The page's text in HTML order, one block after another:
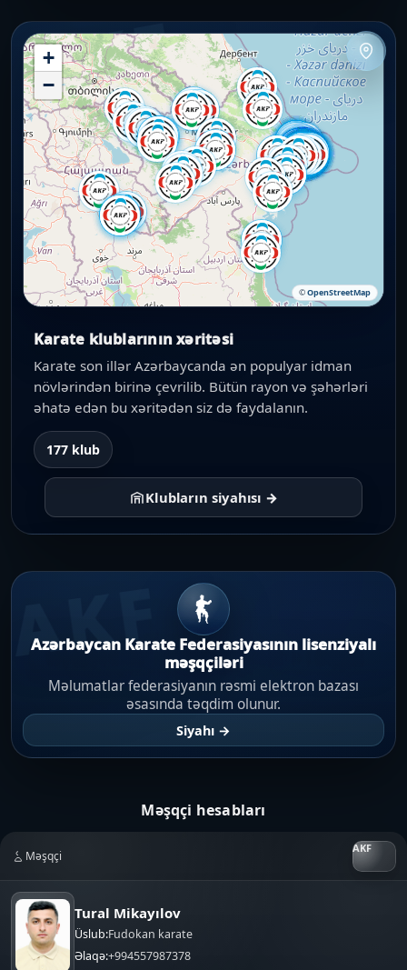
AKF
Karate klublarının xəritəsi
Karate son illər Azərbaycanda ən populyar idman
növlərindən birinə çevrilib. Bütün rayon və şəhərləri
əhatə edən bu xəritədən siz də faydalanın.
177 klub
Klubların siyahısı →
+
−
©OpenStreetMap
AKF
Azərbaycan Karate Federasiyasının lisenziyalı
məşqçiləri
Məlumatlar federasiyanın rəsmi elektron bazası
əsasında təqdim olunur.
Siyahı →
Məşqçi hesabları
Məşqçi
Tural Mikayılov
Üslub:Fudokan karate
Əlaqə:+994557987378